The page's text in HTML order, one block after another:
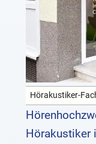
Hörakustiker-
Hörakustiker